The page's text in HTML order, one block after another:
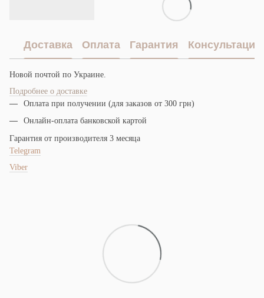
Доставка Оплата Гарантия Консультация
Новой почтой по Украине.
Подробнее о доставке
Оплата при получении (для заказов от 300 грн)
Онлайн-оплата банковской картой
Гарантия от производителя 3 месяца
Telegram
Viber